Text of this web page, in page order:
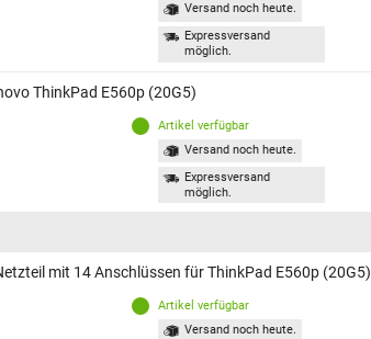
Versand noch heute.
Expressversand
möglich.
ThinkPad E560p (20G5)
Artikel verfügbar
Versand noch heute.
Expressversand
möglich.
mit 14 Anschlüssen für ThinkPad E560p (20G5)
Artikel verfügbar
Versand noch heute.